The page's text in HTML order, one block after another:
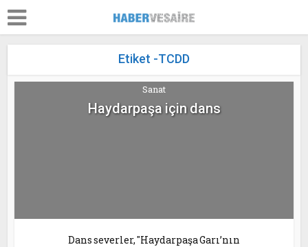
Etiket -TCDD
Sanat
Haydarpaşa için dans
Dans severler, "Haydarpaşa Garı’nın